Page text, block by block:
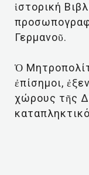
ἱστορική
Γερμανοῦ.
Ὁ
ἐπίσημοι,
χώρους τῆς